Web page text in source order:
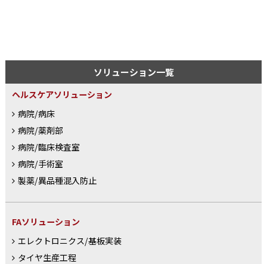
ソリューション一覧
ヘルスケアソリューション
病院/病床
病院/薬剤部
病院/臨床検査室
病院/手術室
製薬/異品種混入防止
FAソリューション
エレクトロニクス/基板実装
タイヤ生産工程